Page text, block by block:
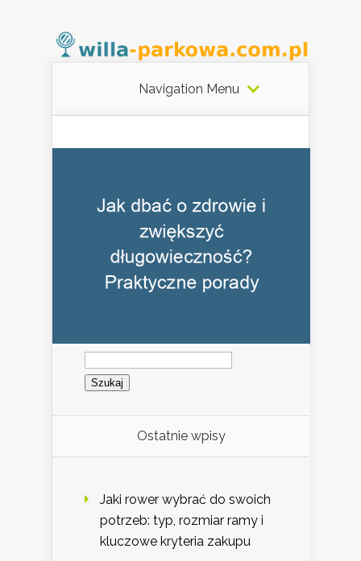
Navigation Menu
Szukaj:
Ostatnie wpisy
Jaki rower wybrać do swoich
potrzeb: typ, rozmiar ramy i
kluczowe kryteria zakupu